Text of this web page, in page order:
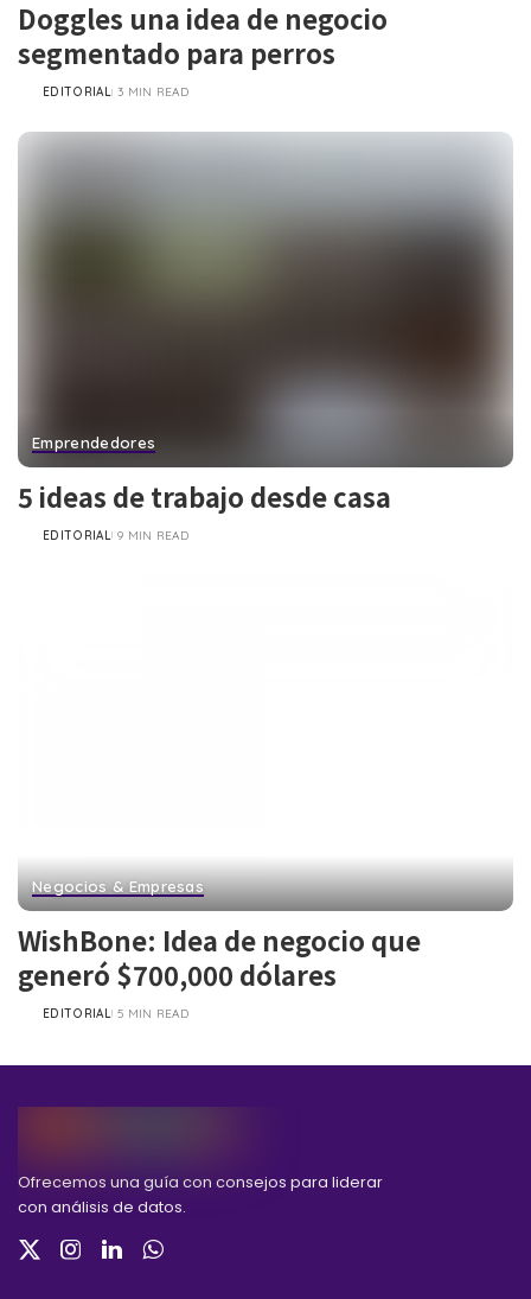
Doggles una idea de negocio
segmentado para perros
POSTED
EDITORIAL 3 MIN READ
Emprendedores
5 ideas de trabajo desde casa
POSTED
EDITORIAL 9 MIN READ
Negocios & Empresas
WishBone: Idea de negocio que
generó $700,000 dólares
POSTED
EDITORIAL 5 MIN READ
Ofrecemos una guía con consejos para liderar
con análisis de datos.